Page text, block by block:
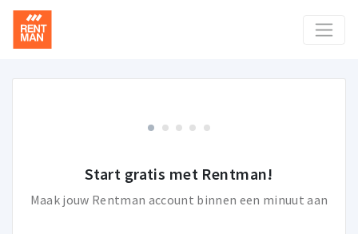
Start gratis met Rentman!
Maak jouw Rentman account binnen een minuut aan